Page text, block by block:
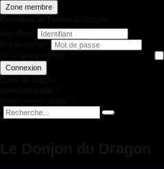
Zone membre
Connexion